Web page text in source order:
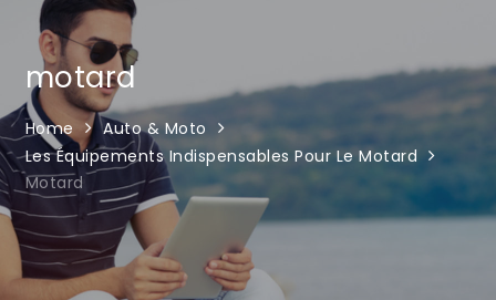
motard
Home
Auto & Moto
Les Équipements Indispensables Pour Le Motard
Motard